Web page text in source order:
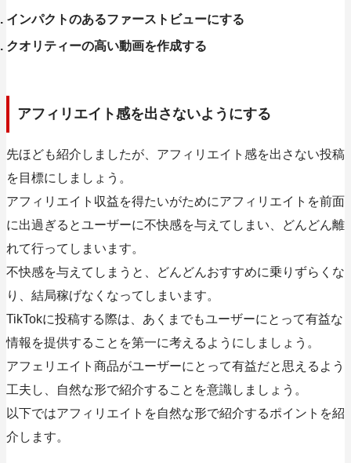
インパクトのあるファーストビューにする
クオリティーの高い動画を作成する
アフィリエイト感を出さないようにする
先ほども紹介しましたが、アフィリエイト感を出さない投稿
を目標にしましょう。
アフィリエイト収益を得たいがためにアフィリエイトを前面
に出過ぎるとユーザーに不快感を与えてしまい、どんどん離
れて行ってしまいます。
不快感を与えてしまうと、どんどんおすすめに乗りずらくな
り、結局稼げなくなってしまいます。
TikTokに投稿する際は、あくまでもユーザーにとって有益な
情報を提供することを第一に考えるようにしましょう。
アフェリエイト商品がユーザーにとって有益だと思えるよう
工夫し、自然な形で紹介することを意識しましょう。
以下ではアフィリエイトを自然な形で紹介するポイントを紹
介します。